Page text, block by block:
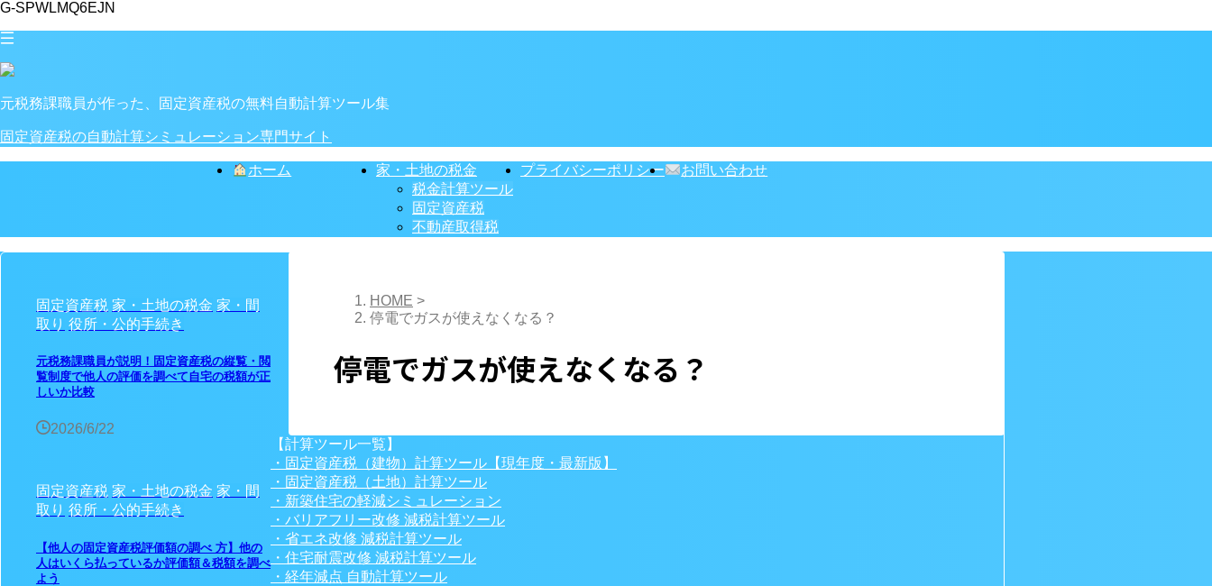
G-SPWLMQ6EJN
元税務課職員が作った、固定資産税の無料自動計算ツール集
固定資産税の自動計算シミュレーション専門サイト
ホーム
家・土地の税金
税金計算ツール
固定資産税
不動産取得税
プライバシーポリシー お問い合わせ
HOME >
停電でガスが使えなくなる？
停電でガスが使えなくなる？
固定資産税 家・土地の税金 家・間
取り 役所・公的手続き
元税務課職員が説明！固定資産税の縦覧・閲
覧制度で他人の評価を調べて自宅の税額が正
しいか比較
2026/6/22
固定資産税 家・土地の税金 家・間
取り 役所・公的手続き
【他人の固定資産税評価額の調べ 方】他の
人はいくら払っているか評価額＆税額を調べ
よう
【計算ツール一覧】
・固定資産税（建物）計算ツール【現年度・最新版】
・固定資産税（土地）計算ツール
・新築住宅の軽減シミュレーション
・バリアフリー改修 減税計算ツール
・省エネ改修 減税計算ツール
・住宅耐震改修 減税計算ツール
・経年減点 自動計算ツール